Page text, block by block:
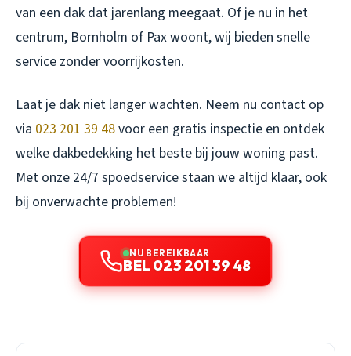
van een dak dat jarenlang meegaat. Of je nu in het
centrum, Bornholm of Pax woont, wij bieden snelle
service zonder voorrijkosten.
Laat je dak niet langer wachten. Neem nu contact op
via 023 201 39 48voor een gratis inspectie en ontdek
welke dakbedekking het beste bij jouw woning past.
Met onze 24/7 spoedservice staan we altijd klaar, ook
bij onverwachte problemen!
NU BEREIKBAAR
BEL 023 201 39 48